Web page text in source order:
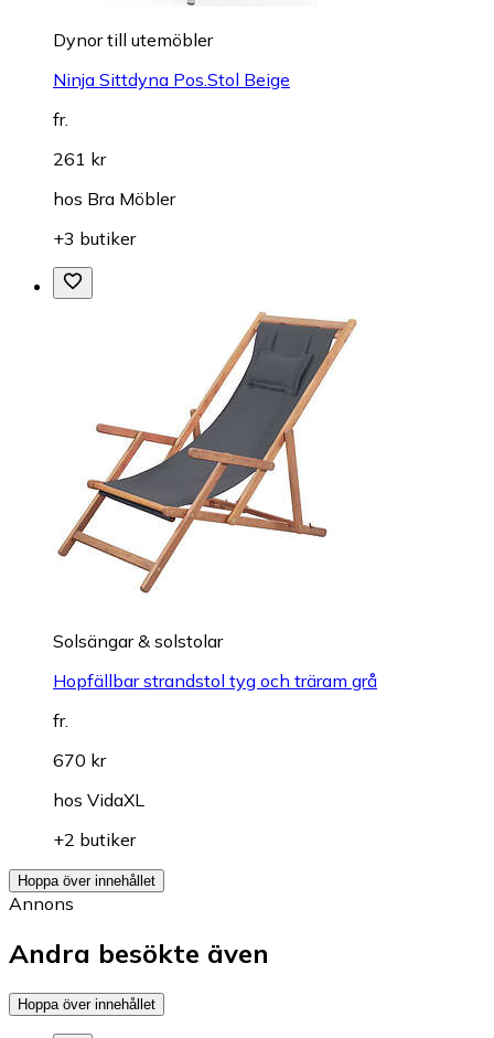
Dynor till utemöbler
Ninja Sittdyna Pos.Stol Beige
fr.
261 kr
hos Bra Möbler
+3 butiker
Solsängar & solstolar
Hopfällbar strandstol tyg och träram grå
fr.
670 kr
hos VidaXL
+2 butiker
Hoppa över innehållet
Annons
Andra besökte även
Hoppa över innehållet